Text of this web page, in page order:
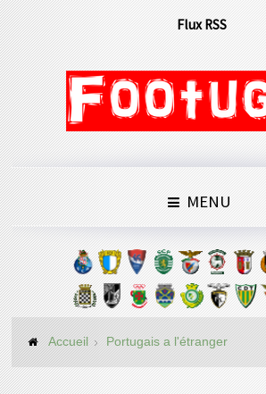
Flux RSS
MENU
Accueil Portugais a l'étranger